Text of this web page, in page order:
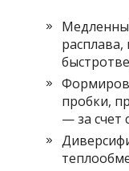
пробки,
— за счет